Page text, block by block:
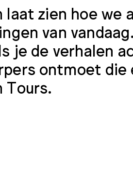
laat zien hoe we
van
je de verhalen
ontmoet die
Tours.